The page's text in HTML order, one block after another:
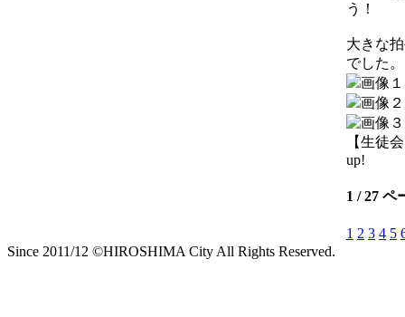
う！
大きな
でした。
【生徒
up!
1 / 27 ペ
1 2 3 4 5
Since 2011/12 ©HIROSHIMA City All Rights Reserved.